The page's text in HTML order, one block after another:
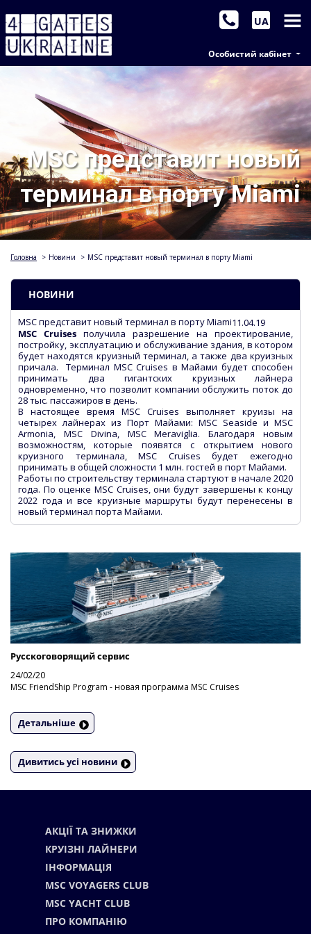
Особистий кабінет
UA
MSC представит новый
терминал в порту Miami
Головна > Новини > MSC представит новый терминал в порту Miami
НОВИНИ
MSC представит новый терминал в порту Miami11.04.19
MSC Cruises получила разрешение на проектирование,
постройку, эксплуатацию и обслуживание здания, в котором
будет находятся круизный терминал, а также два круизных
причала. Терминал MSC Cruises в Майами будет способен
принимать два гигантских круизных лайнера
одновременно, что позволит компании обслужить поток до
28 тыс. пассажиров в день.
В настоящее время MSC Cruises выполняет круизы на
четырех лайнерах из Порт Майами: MSC Seaside и MSC
Armonia, MSC Divina, MSC Meraviglia. Благодаря новым
возможностям, которые появятся с открытием нового
круизного терминала, MSC Cruises будет ежегодно
принимать в общей сложности 1 млн. гостей в порт Майами.
Работы по строительству терминала стартуют в начале 2020
года. По оценке MSC Cruises, они будут завершены к концу
2022 года и все круизные маршруты будут перенесены в
новый терминал порта Майами.
Русскоговорящий сервис
24/02/20
MSC FriendShip Program - новая программа MSC Cruises
Детальніше
Дивитись усі новини
АКЦІЇ ТА ЗНИЖКИ
КРУІЗНІ ЛАЙНЕРИ
ІНФОРМАЦІЯ
MSC VOYAGERS CLUB
MSC YACHT CLUB
ПРО КОМПАНІЮ